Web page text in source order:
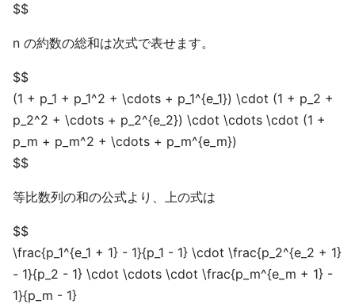
$$
n の約数の総和は次式で表せます。
$$
(1 + p_1 + p_1^2 + \cdots + p_1^{e_1}) \cdot (1 + p_2 +
p_2^2 + \cdots + p_2^{e_2}) \cdot \cdots \cdot (1 +
p_m + p_m^2 + \cdots + p_m^{e_m})
$$
等比数列の和の公式より、上の式は
$$
\frac{p_1^{e_1 + 1} - 1}{p_1 - 1} \cdot \frac{p_2^{e_2 + 1}
- 1}{p_2 - 1} \cdot \cdots \cdot \frac{p_m^{e_m + 1} -
1}{p_m - 1}